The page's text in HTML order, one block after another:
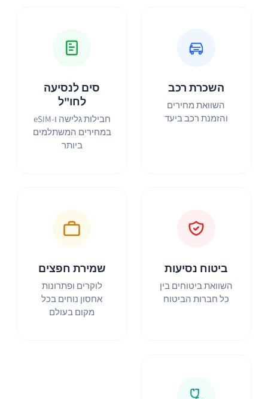
השכרת רכב
השוואת מחירים
והזמנת רכב ביעד
סים לנסיעה
לחו"ל
חבילות גלישה ו-eSIM
במחירים המשתלמים
ביותר
ביטוח נסיעות
השוואת ביטוחים בין
כל חברות הביטוח
שמירת חפצים
לוקרים ופתרונות
אחסון נוחים בכל
מקום בעולם